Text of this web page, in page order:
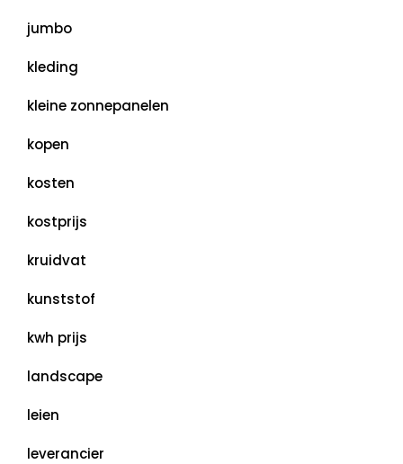
jumbo
kleding
kleine zonnepanelen
kopen
kosten
kostprijs
kruidvat
kunststof
kwh prijs
landscape
leien
leverancier